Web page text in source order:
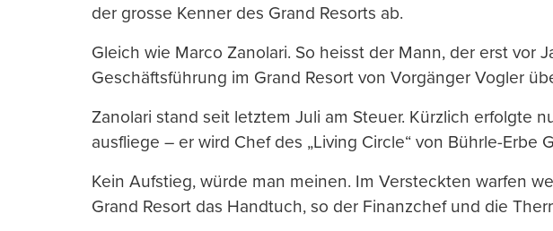
der grosse Kenner des Grand Resorts ab.
Gleich wie Marco Zanolari. So heisst der Mann, der erst vor
Geschäftsführung im Grand Resort von Vorgänger Vogler
Zanolari stand seit letztem Juli am Steuer. Kürzlich erfolgte
ausfliege – er wird Chef des „Living Circle“ von Bührle-Erbe
Kein Aufstieg, würde man meinen. Im Versteckten warfen
Grand Resort das Handtuch, so der Finanzchef und die